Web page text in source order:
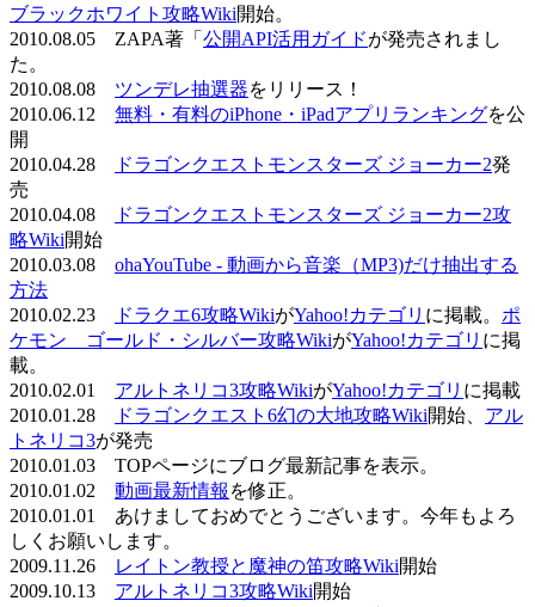
ブラックホワイト攻略Wiki開始。
2010.08.05 ZAPA著「 公開API活用ガイドが発売されまし
た。
2010.08.08 ツンデレ抽選器をリリース！
2010.06.12 無料・有料のiPhone・iPadアプリランキングを公
開
2010.04.28
ドラゴンクエストモンスターズ ジョーカー2発
売
2010.04.08
ドラゴンクエストモンスターズ ジョーカー2攻
略Wiki開始
2010.03.08 ohaYouTube - 動画から音楽（MP3)だけ抽出する
方法
2010.02.23
ドラクエ6攻略WikiがYahoo!カテゴリ に掲載。 ポ
ケモン ゴールド・シルバー攻略WikiがYahoo!カテゴリ に掲
載。
2010.02.01 アルトネリコ3攻略WikiがYahoo!カテゴリ に掲載
2010.01.28
ドラゴンクエスト6幻の大地攻略Wiki開始、 アル
トネリコ3が発売
2010.01.03 TOPページにブログ最新記事を表示。
2010.01.02 動画最新情報 を修正。
2010.01.01 あけましておめでとうございます。今年もよろ
しくお願いします。
2009.11.26
レイトン教授と魔神の笛攻略Wiki開始
2009.10.13 アルトネリコ3攻略Wiki開始